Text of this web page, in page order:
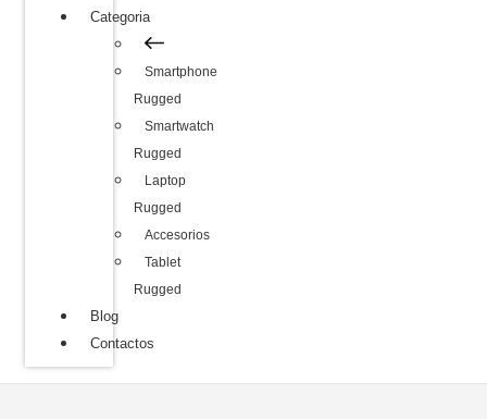
Categoria
Smartphone
Rugged
Smartwatch
Rugged
Laptop
Rugged
Accesorios
Tablet
Rugged
Blog
Contactos